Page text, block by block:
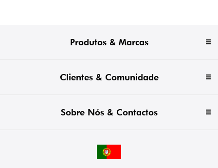
Produtos & Marcas
Clientes & Comunidade
Sobre Nós & Contactos